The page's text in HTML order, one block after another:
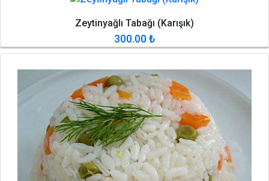
Zeytinyağlı Tabağı (Karışık)
300.00₺